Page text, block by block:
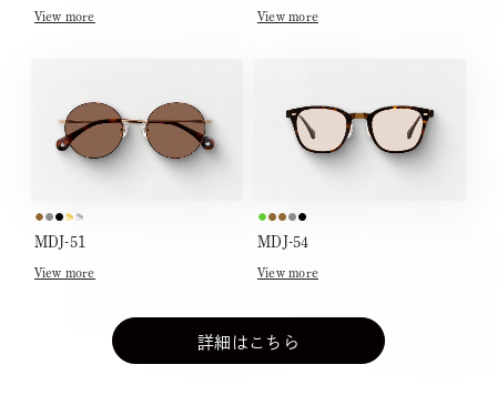
View more View more
MDJ-51
View more
MDJ-54
View more
詳細はこちら